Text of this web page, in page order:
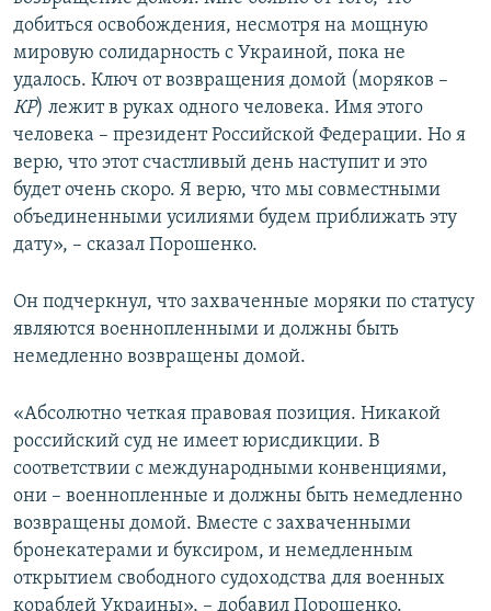
добиться освобождения, несмотря на мощную
мировую солидарность с Украиной, пока не
удалось. Ключ от возвращения домой (моряков –
КР) лежит в руках одного человека. Имя этого
человека – президент Российской Федерации. Но я
верю, что этот счастливый день наступит и это
будет очень скоро. Я верю, что мы совместными
объединенными усилиями будем приближать эту
дату», – сказал Порошенко.
Он подчеркнул, что захваченные моряки по статусу
являются военнопленными и должны быть
немедленно возвращены домой.
«Абсолютно четкая правовая позиция. Никакой
российский суд не имеет юрисдикции. В
соответствии с международными конвенциями,
они – военнопленные и должны быть немедленно
возвращены домой. Вместе с захваченными
бронекатерами и буксиром, и немедленным
открытием свободного судоходства для военных
кораблей Украины», – добавил Порошенко.